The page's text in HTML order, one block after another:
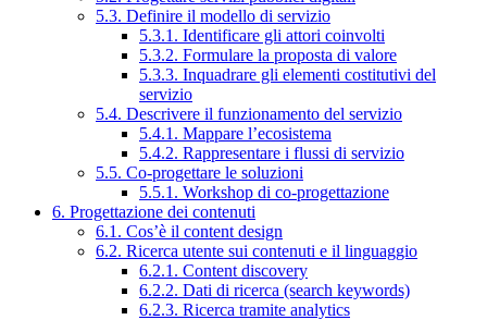
5.3. Definire il modello di servizio
5.3.1. Identificare gli attori coinvolti
5.3.2. Formulare la proposta di valore
5.3.3. Inquadrare gli elementi costitutivi del
servizio
5.4. Descrivere il funzionamento del servizio
5.4.1. Mappare l’ecosistema
5.4.2. Rappresentare i flussi di servizio
5.5. Co-progettare le soluzioni
5.5.1. Workshop di co-progettazione
6. Progettazione dei contenuti
6.1. Cos’è il content design
6.2. Ricerca utente sui contenuti e il linguaggio
6.2.1. Content discovery
6.2.2. Dati di ricerca (search keywords)
6.2.3. Ricerca tramite analytics